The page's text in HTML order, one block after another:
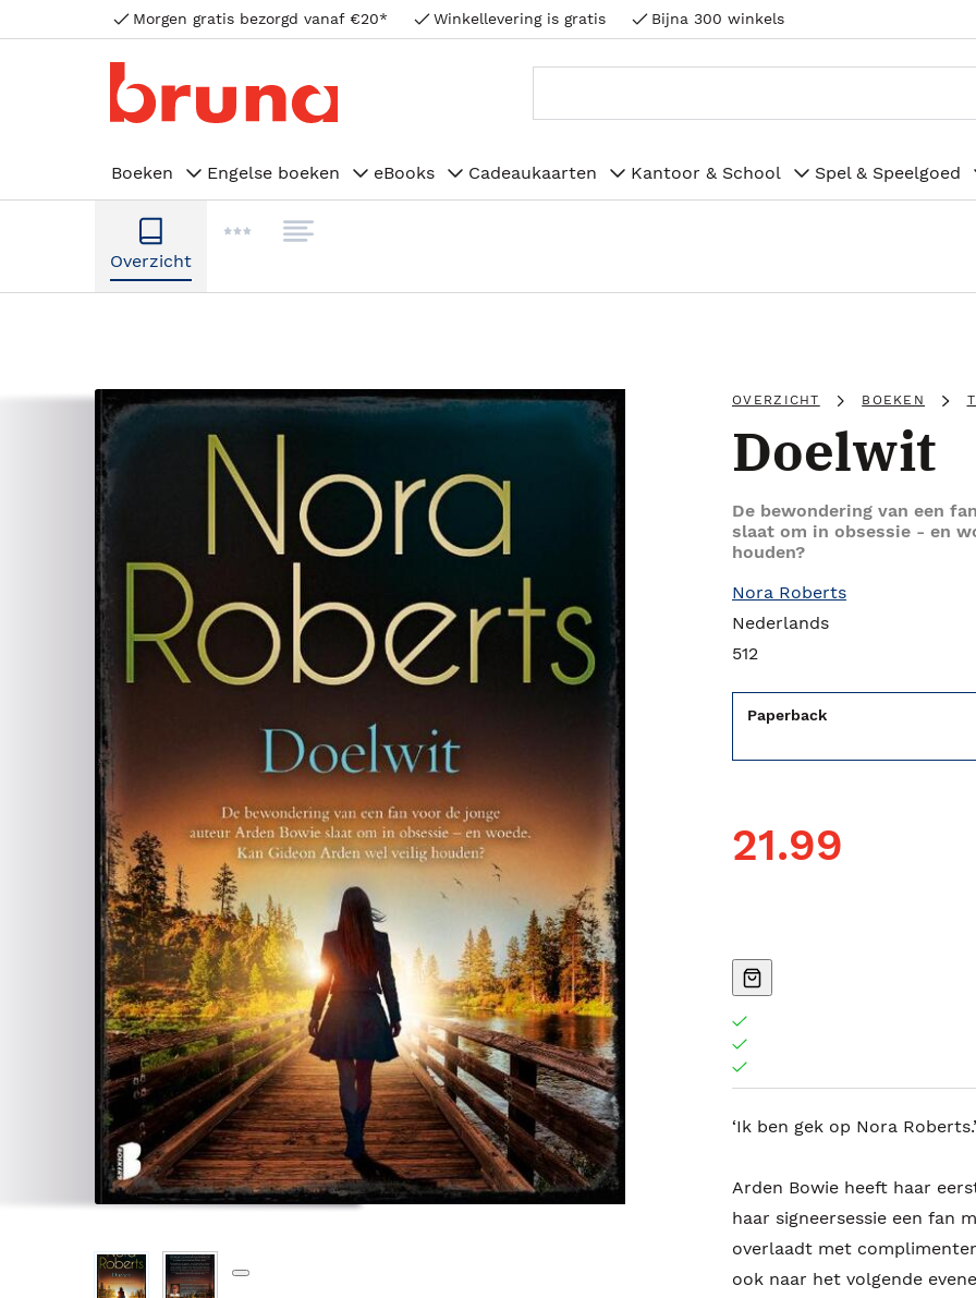
Morgen gratis bezorgd vanaf €20* Winkellevering is gratis Bijna 300 winkels
Boeken Engelse boeken eBooks Cadeaukaarten Kantoor & School Spel & Speelgoed
Overzicht
OVERZICHT BOEKEN
Doelwit
De bewondering van een
slaat om in obsessie - en
houden?
Nora Roberts
Nederlands
512
Paperback
21.99
‘Ik ben gek op Nora
Arden Bowie heeft haar
haar signeersessie een fan
overlaadt met
ook naar het volgende